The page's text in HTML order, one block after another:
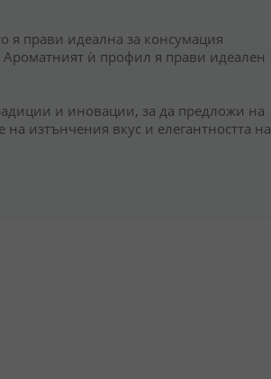
я прави идеална за консумация
ѝ профил я прави идеален
и иновации, за да предложи на
изтънчения вкус и елегантността на